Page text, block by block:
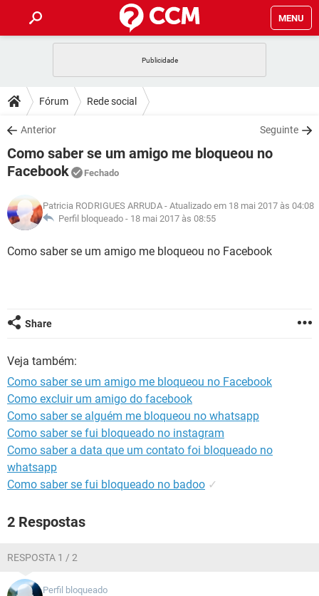
MENU
CELULAR
OUTLOOK
INSTAGRAM GMAIL
GUIA DE COMPRAS
DICAS
JOGOS
OUTLOOK
GUIA DE COMPRAS
DOWNLOADS
JOGOS WHATSAPP
CELULAR
OUTLOOK EXCEL
INSTAGRAM
GUIA DE COMPRAS
FÓRUM
CELULAR FACEBOOK
GLOSSÁRIO
JOGOS
CELULAR FACEBOOK
GUIA DE COMPRAS
Fórum Rede social
Anterior Seguinte
Como saber se um amigo me bloqueou no
Facebook
Fechado
Patricia RODRIGUES ARRUDA - Atualizado em 18 mai 2017 às 04:08
Perfil bloqueado - 18 mai 2017 às 08:55
Como saber se um amigo me bloqueou no Facebook
Share
Veja também:
Como saber se um amigo me bloqueou no Facebook
Como excluir um amigo do facebook
Como saber se alguém me bloqueou no whatsapp
Como saber se fui bloqueado no instagram
Como saber a data que um contato foi bloqueado no
whatsapp
Como saber se fui bloqueado no badoo ✓
2 Respostas
RESPOSTA 1 / 2
Perfil bloqueado